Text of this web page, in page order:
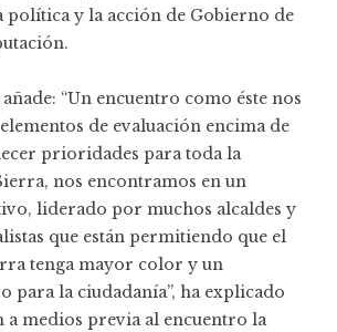
política y la acción de Gobierno de
“Un encuentro como éste nos
de evaluación encima de
prioridades para toda la
nos encontramos en un
liderado por muchos alcaldes y
que están permitiendo que el
tenga mayor color y un
para la ciudadanía”, ha explicado
a medios previa al encuentro la